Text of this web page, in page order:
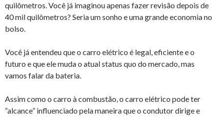
quilômetros. Você já imaginou apenas fazer revisão depois de
40 mil quilômetros? Seria um sonho e uma grande economia no
bolso.
Você já entendeu que o carro elétrico é legal, eficiente e o
futuro e que ele muda o atual status quo do mercado, mas
vamos falar da bateria.
Assim como o carro à combustão, o carro elétrico pode ter
“alcance” influenciado pela maneira que o condutor dirige e